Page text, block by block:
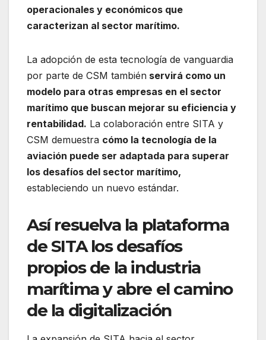
operacionales y económicos que
caracterizan al sector marítimo.
La adopción de esta tecnología de vanguardia
por parte de CSM también servirá como un
modelo para otras empresas en el sector
marítimo que buscan mejorar su eficiencia y
rentabilidad. La colaboración entre SITA y
CSM demuestra cómo la tecnología de la
aviación puede ser adaptada para superar
los desafíos del sector marítimo,
estableciendo un nuevo estándar.
Así resuelva la plataforma
de SITA los desafíos
propios de la industria
marítima y abre el camino
de la digitalización